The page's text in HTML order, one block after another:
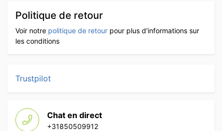
Politique de retour
Voir notre politique de retour pour plus d'informations sur
les conditions
Trustpilot
Chat en direct
+31850509912